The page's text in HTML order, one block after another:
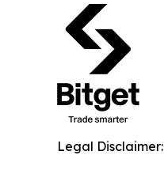
Legal Disclaimer: